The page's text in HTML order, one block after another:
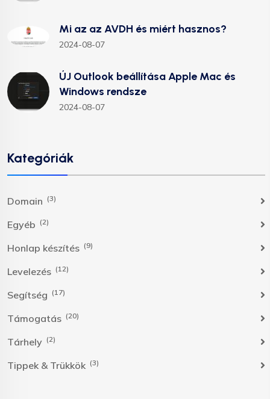
Mi az az AVDH és miért hasznos?
2024-08-07
ÚJ Outlook beállítása Apple Mac és
Windows rendsze
2024-08-07
Kategóriák
Domain (3)
Egyéb (2)
Honlap készítés (9)
Levelezés (12)
Segítség (17)
Támogatás (20)
Tárhely (2)
Tippek & Trükkök (3)